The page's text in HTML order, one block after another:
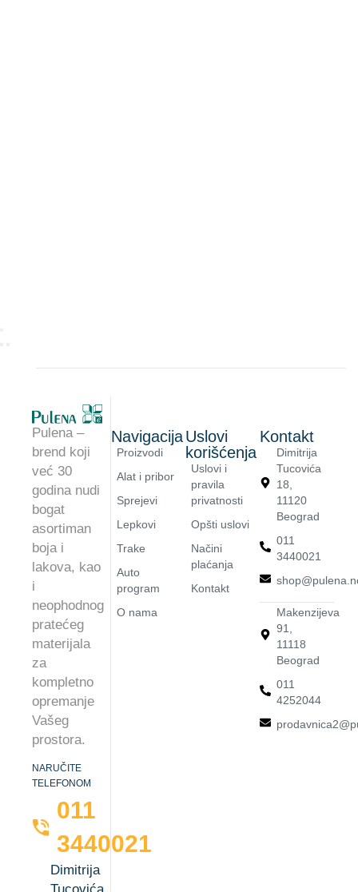
Pulena –
brend koji
već 30
godina nudi
bogat
asortiman
boja i
lakova, kao
i
neophodnog
pratećeg
materijala
za
kompletno
opremanje
Vašeg
prostora.
NARUČITE
TELEFONOM
011
3440021
Dimitrija
Navigacija
Proizvodi
Alat i pribor
Sprejevi
Lepkovi
Trake
Auto
program
O nama
Uslovi
korišćenja
Uslovi i
pravila
privatnosti
Opšti uslovi
Načini
plaćanja
Kontakt
Kontakt
Dimitrija
Tucovića
18,
11120
Beograd
011
3440021
Makenzijeva
91,
11118
Beograd
011
4252044